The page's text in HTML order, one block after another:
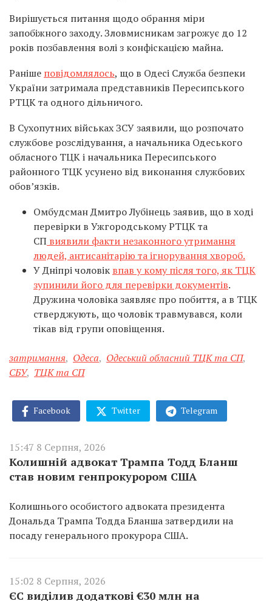
Вирішується питання щодо обрання міри
запобіжного заходу. Зловмисникам загрожує до 12
років позбавлення волі з конфіскацією майна.
Раніше повідомлялось, що в Одесі Служба безпеки
України затримала представників Пересипського
РТЦК та одного дільничого.
В Сухопутних військах ЗСУ заявили, що розпочато
службове розслідування, а начальника Одеського
обласного ТЦК і начальника Пересипського
районного ТЦК усунено від виконання службових
обов’язків.
Омбудсман Дмитро Лубінець заявив, що в ході
перевірки в Ужгородському РТЦК та
СП виявили факти незаконного утримання
людей, антисанітарію та ігнорування хвороб.
У Дніпрі чоловік впав у кому після того, як ТЦК
зупинили його для перевірки документів.
Дружина чоловіка заявляє про побиття, а в ТЦК
стверджують, що чоловік травмувався, коли
тікав від групи оповіщення.
затримання, Одеса, Одеський обласний ТЦК та СП,
СБУ, ТЦК та СП
Facebook Twitter Telegram
15:47 8 Серпня, 2026
Колишній адвокат Трампа Тодд Бланш
став новим генпрокурором США
Колишнього особистого адвоката президента
Дональда Трампа Тодда Бланша затвердили на
посаду генерального прокурора США.
15:02 8 Серпня, 2026
ЄС виділив додаткові €30 млн на